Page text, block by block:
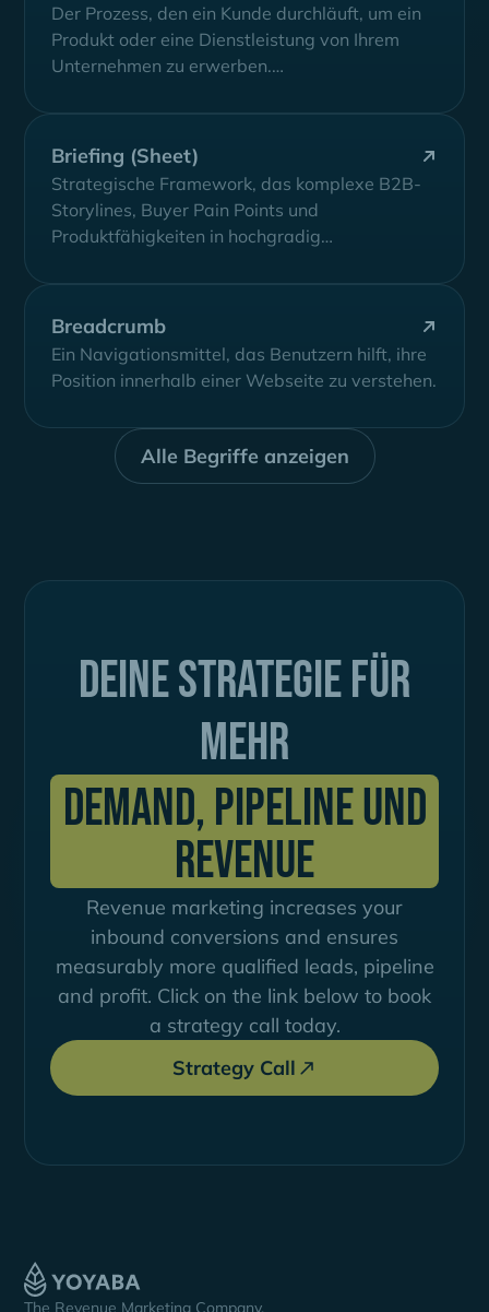
Der Prozess, den ein Kunde durchläuft, um ein
Produkt oder eine Dienstleistung von Ihrem
Unternehmen zu erwerben.
Briefing (Sheet)
Strategische Framework, das komplexe B2B-
Storylines, Buyer Pain Points und
Produktfähigkeiten in hochgradig
Breadcrumb
Ein Navigationsmittel, das Benutzern hilft, ihre
Position innerhalb einer Webseite zu verstehen.
Alle Begriffe anzeigen
Deine Strategie für
mehr
Demand, Pipeline und
Revenue
Revenue marketing increases your
inbound conversions and ensures
measurably more qualified leads, pipeline
and profit. Click on the link below to book
a strategy call today.
Strategy Call
The Revenue Marketing Company.